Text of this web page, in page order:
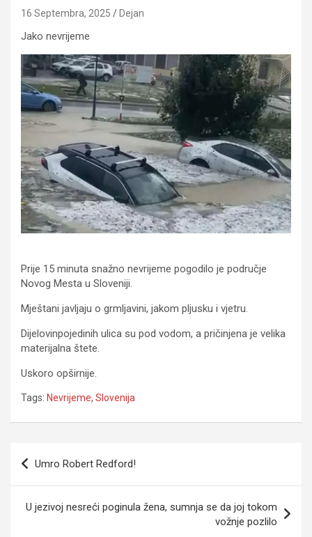
16 Septembra, 2025 Dejan
Jako nevrijeme
Prije 15 minuta snažno nevrijeme pogodilo je područje
Novog Mesta u Sloveniji.
Mještani javljaju o grmljavini, jakom pljusku i vjetru.
Dijelovinpojedinih ulica su pod vodom, a pričinjena je velika
materijalna štete.
Uskoro opširnije.
Tags: Nevrijeme, Slovenija
Navigacija
članaka
Umro Robert Redford!
U jezivoj nesreći poginula žena, sumnja se da joj tokom
vožnje pozlilo